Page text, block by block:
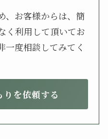
、お客様からは、簡
く利用して頂いてお
一度相談してみてく
を依頼する